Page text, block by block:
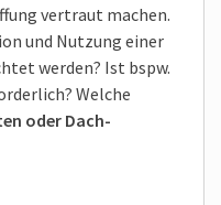
ver­traut machen.
und Nutzung einer
werden? Ist bspw.
Welche
oder Dach­